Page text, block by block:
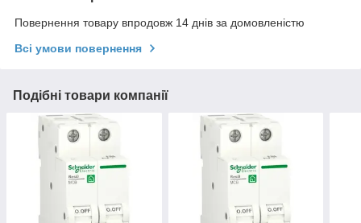
Повернення товару впродовж 14 днів за домовленістю
Всі умови повернення
Подібні товари компанії